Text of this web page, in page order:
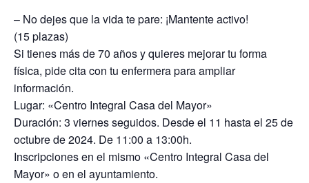
– No dejes que la vida te pare: ¡Mantente activo!
(15 plazas)
Si tienes más de 70 años y quieres mejorar tu forma
física, pide cita con tu enfermera para ampliar
información.
Lugar: «Centro Integral Casa del Mayor»
Duración: 3 viernes seguidos. Desde el 11 hasta el 25 de
octubre de 2024. De 11:00 a 13:00h.
Inscripciones en el mismo «Centro Integral Casa del
Mayor» o en el ayuntamiento.